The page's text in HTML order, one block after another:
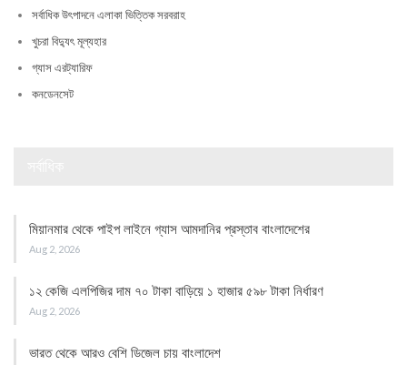
সর্বাধিক উৎপাদনে এলাকা ভিত্তিক সরবরাহ
খুচরা বিদ্যুৎ মূল্যহার
গ্যাস এরট্যারিফ
কনডেনসেট
মিয়ানমার থেকে পাইপ লাইনে গ্যাস আমদানির প্রস্তাব বাংলাদেশের
Aug 2, 2026
১২ কেজি এলপিজির দাম ৭০ টাকা বাড়িয়ে ১ হাজার ৫৯৮ টাকা নির্ধারণ
Aug 2, 2026
ভারত থেকে আরও বেশি ডিজেল চায় বাংলাদেশ